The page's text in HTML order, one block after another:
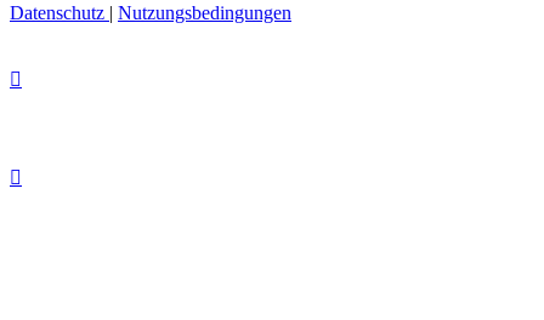
Datenschutz | Nutzungsbedingungen